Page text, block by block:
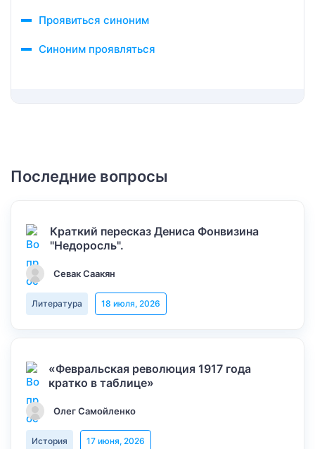
Проявиться синоним
Синоним проявляться
Последние вопросы
Краткий пересказ Дениса Фонвизина
"Недоросль".
Севак Саакян
Литература 18 июля, 2026
«Февральская революция 1917 года
кратко в таблице»
Олег Самойленко
История 17 июня, 2026